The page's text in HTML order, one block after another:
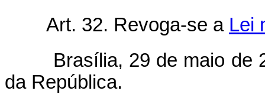
Art. 32. Revoga-se a Lei
Brasília, 29 de maio de
da República.